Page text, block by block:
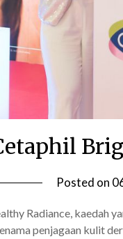
Posted on
Radiance, kaedah
penjagaan kulit